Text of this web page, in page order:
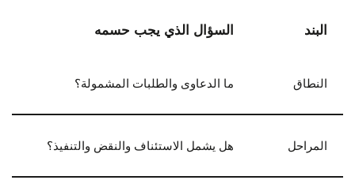
البند السؤال الذي يجب حسمه
النطاق ما الدعاوى والطلبات المشمولة؟
المراحل هل يشمل الاستئناف والنقض والتنفيذ؟